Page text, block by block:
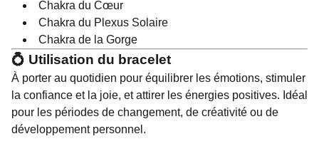
Chakra du Cœur
Chakra du Plexus Solaire
Chakra de la Gorge
💍 Utilisation du bracelet
À porter au quotidien pour équilibrer les émotions, stimuler
la confiance et la joie, et attirer les énergies positives. Idéal
pour les périodes de changement, de créativité ou de
développement personnel.